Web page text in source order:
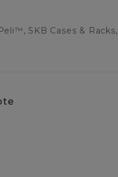
SKB Cases & Racks,